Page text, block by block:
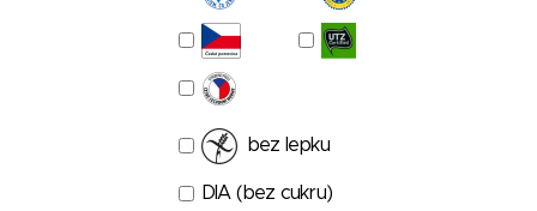
bez lepku
DIA (bez cukru)